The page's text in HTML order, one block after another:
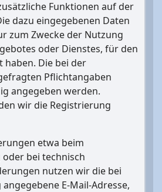
Funktionen auf der
dazu eingegebenen Daten
zum Zwecke der Nutzung
oder Dienstes, für den
haben. Die bei der
Pflichtangaben
angegeben werden.
wir die Registrierung
etwa beim
bei technisch
nutzen wir die bei
E-Mail-Adresse,